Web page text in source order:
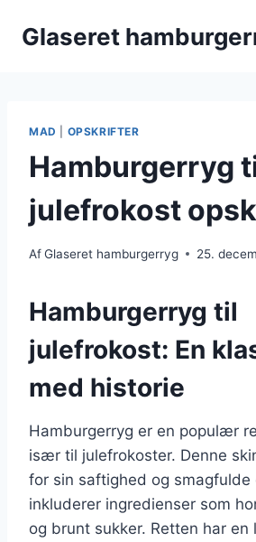
Glaseret
MAD OPSKRIFTER
Hamburgerryg
julefrokost
AfGlaseret hamburgerryg 25.
Hamburgerryg til
julefrokost: En
med historie
Hamburgerryg er en populær
især til julefrokoster. Denne
for sin saftighed og smagfulde
inkluderer ingredienser som
og brunt sukker. Retten har en